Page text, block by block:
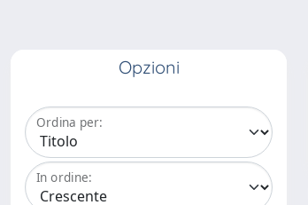
Opzioni
Ordina per:
In ordine: